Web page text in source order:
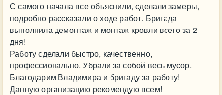
С самого начала все объяснили, сделали замеры,
подробно рассказали о ходе работ. Бригада
выполнила демонтаж и монтаж кровли всего за 2
дня!
Работу сделали быстро, качественно,
профессионально. Убрали за собой весь мусор.
Благодарим Владимира и бригаду за работу!
Данную организацию рекомендую всем!